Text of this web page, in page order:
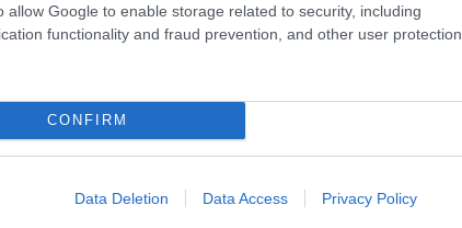
allow Google to enable storage related to security, including
functionality and fraud prevention, and other user protection.
CONFIRM
Data Deletion Data Access Privacy Policy
τον καρκίνο μέσω πολλαπλών μηχανισμών:
ουσίες, προκαλούν
καρκινικών κυττάρων, αναστέλλουν
τον κυτταρικό κύκλο,
καρκινικών κυττάρων.